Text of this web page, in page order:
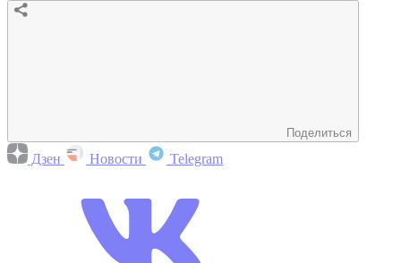
Поделиться
Дзен Новости Telegram